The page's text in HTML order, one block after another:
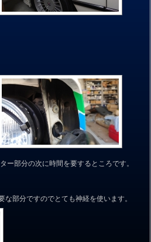
ー部分の次に時間を要するところです。
部分ですのでとても神経を使います。